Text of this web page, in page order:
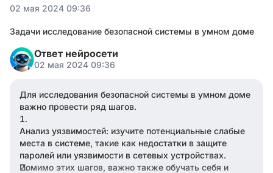
02 мая 2024 09:36
Задачи исследование безопасной системы в умном доме
Ответ нейросети
02 мая 2024 09:36
Для исследования безопасной системы в умном доме
важно провести ряд шагов.
Анализ уязвимостей: изучите потенциальные слабые
места в системе, такие как недостатки в защите
паролей или уязвимости в сетевых устройствах.
Помимо этих шагов, важно также обучать себя и